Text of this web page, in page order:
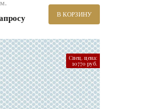
В КОРЗИНУ
Спец. цена:
10770 руб.